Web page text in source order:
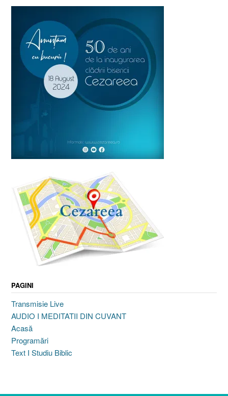
PAGINI
Transmisie Live
AUDIO I MEDITATII DIN CUVANT
Acasă
Programări
Text I Studiu Biblic